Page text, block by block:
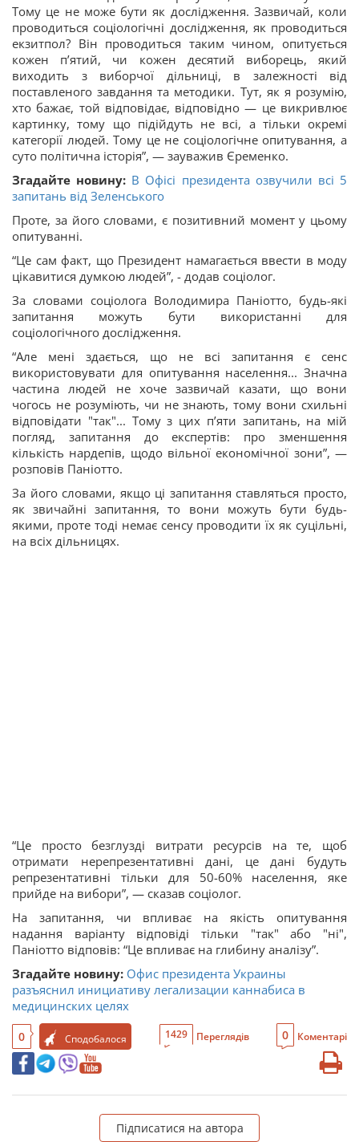
Тому це не може бути як дослідження. Зазвичай, коли
проводиться соціологічні дослідження, як проводиться
екзитпол? Він проводиться таким чином, опитується
кожен п’ятий, чи кожен десятий виборець, який
виходить з виборчої дільниці, в залежності від
поставленого завдання та методики. Тут, як я розумію,
хто бажає, той відповідає, відповідно — це викривлює
картинку, тому що підійдуть не всі, а тільки окремі
категорії людей. Тому це не соціологічне опитування, а
суто політична історія”, — зауважив Єременко.
Згадайте новину: В Офісі президента озвучили всі 5
запитань від Зеленського
Проте, за його словами, є позитивний момент у цьому
опитуванні.
“Це сам факт, що Президент намагається ввести в моду
цікавитися думкою людей”, - додав соціолог.
За словами соціолога Володимира Паніотто, будь-які
запитання можуть бути використанні для
соціологічного дослідження.
“Але мені здається, що не всі запитання є сенс
використовувати для опитування населення... Значна
частина людей не хоче зазвичай казати, що вони
чогось не розуміють, чи не знають, тому вони схильні
відповідати "так"... Тому з цих п’яти запитань, на мій
погляд, запитання до експертів: про зменшення
кількість нардепів, щодо вільної економічної зони”, —
розповів Паніотто.
За його словами, якщо ці запитання ставляться просто,
як звичайні запитання, то вони можуть бути будь-
якими, проте тоді немає сенсу проводити їх як суцільні,
на всіх дільницях.
“Це просто безглузді витрати ресурсів на те, щоб
отримати нерепрезентативні дані, це дані будуть
репрезентативні тільки для 50-60% населення, яке
прийде на вибори”, — сказав соціолог.
На запитання, чи впливає на якість опитування
надання варіанту відповіді тільки "так" або "ні",
Паніотто відповів: “Це впливає на глибину аналізу”.
Згадайте новину: Офис президента Украины
разъяснил инициативу легализации каннабиса в
медицинских целях
0 Сподобалося 1429 Переглядів 0 Коментарі
Підписатися на автора